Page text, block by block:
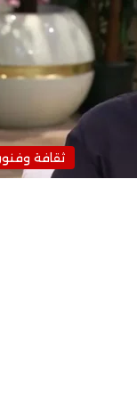
ثقافة